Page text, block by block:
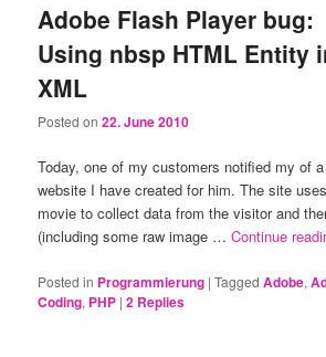
Adobe Flash Player bug:
Using nbsp HTML Entity
XML
Posted on22. June 2010
Today, one of my customers notified my of
website I have created for him. The site
movie to collect data from the visitor and
(including some raw image …Continue
Posted in Programmierung |Tagged Adobe,
Coding, PHP |2 Replies